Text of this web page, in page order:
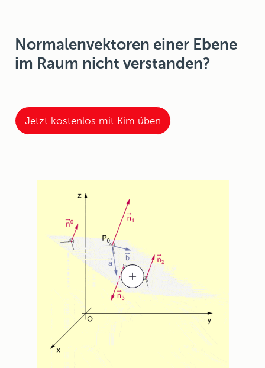
Normalenvektoren einer Ebene
im Raum nicht verstanden?
Jetzt kostenlos mit Kim üben